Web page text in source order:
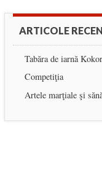
ARTICOLE
Tabăra de iarnă
Competiţia
Artele marţiale şi